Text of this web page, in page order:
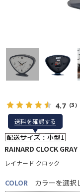
4.7（3）
送料を確認する
送料を確認する
RAINARD CLOCK GRAY
レイナード クロック
COLOR
カラーを選択